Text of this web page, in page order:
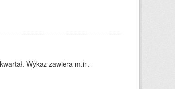
Wykaz zawiera m.in.